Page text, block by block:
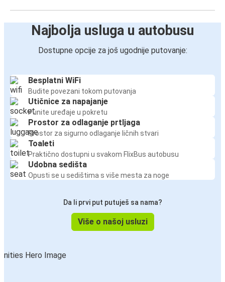
Najbolja usluga u autobusu
Dostupne opcije za još ugodnije putovanje:
Besplatni WiFi
Budite povezani tokom putovanja
Utičnice za napajanje
Punite uređaje u pokretu
Prostor za odlaganje prtljaga
Prostor za sigurno odlaganje ličnih stvari
Toaleti
Praktično dostupni u svakom FlixBus autobusu
Udobna sedišta
Opusti se u sedištima s više mesta za noge
Da li prvi put putuješ sa nama?
Više o našoj usluzi